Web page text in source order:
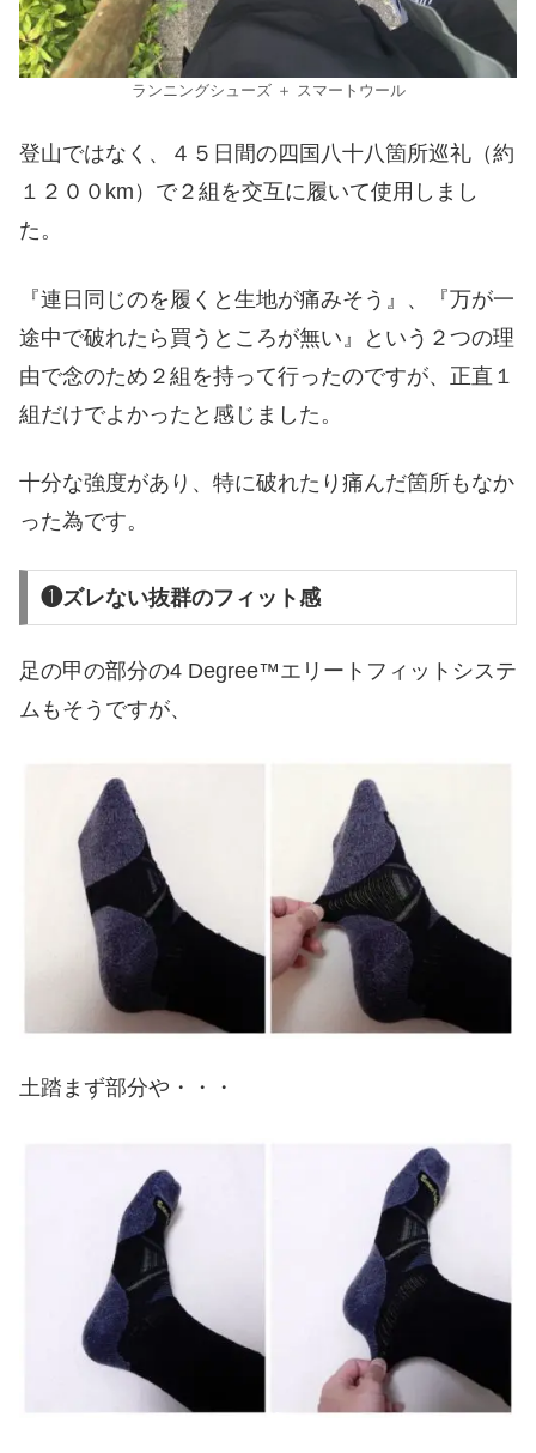
ランニングシューズ ＋ スマートウール
登山ではなく、４５日間の四国八十八箇所巡礼（約
１２００km）で２組を交互に履いて使用しまし
た。
『連日同じのを履くと生地が痛みそう』、『万が一
途中で破れたら買うところが無い』という２つの理
由で念のため２組を持って行ったのですが、正直１
組だけでよかったと感じました。
十分な強度があり、特に破れたり痛んだ箇所もなか
った為です。
❶ズレない抜群のフィット感
足の甲の部分の4 Degree™エリートフィットシステ
ムもそうですが、
土踏まず部分や・・・